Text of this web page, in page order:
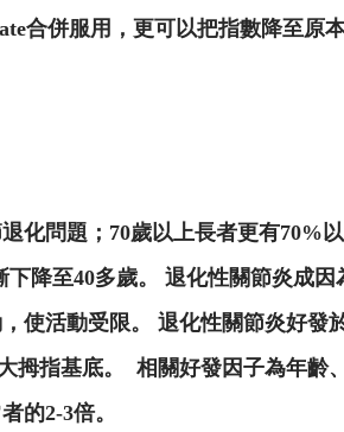
合併服用，更可以把指數降至原
化問題；70歲以上長者更有70%
降至40多歲。 退化性關節炎成因
使活動受限。 退化性關節炎好發
拇指基底。 相關好發因子為年齡
的2-3倍。